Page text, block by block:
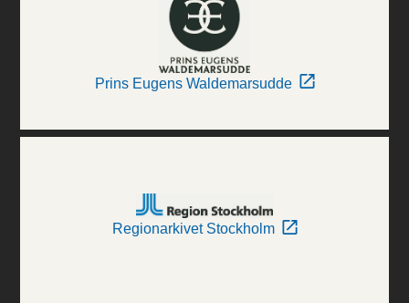
Prins Eugens Waldemarsudde
Regionarkivet Stockholm